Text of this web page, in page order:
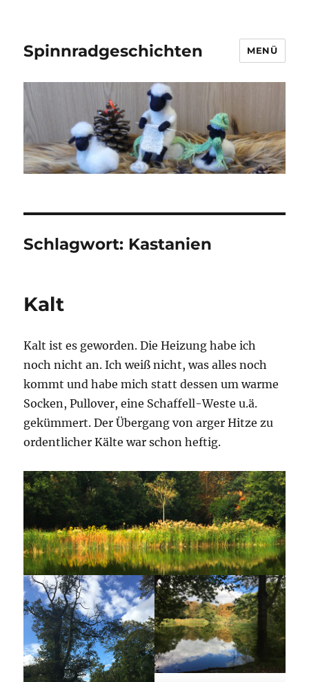
Spinnradgeschichten MENÜ
Schlagwort: Kastanien
Kalt
Kalt ist es geworden. Die Heizung habe ich
noch nicht an. Ich weiß nicht, was alles noch
kommt und habe mich statt dessen um warme
Socken, Pullover, eine Schaffell-Weste u.ä.
gekümmert. Der Übergang von arger Hitze zu
ordentlicher Kälte war schon heftig.